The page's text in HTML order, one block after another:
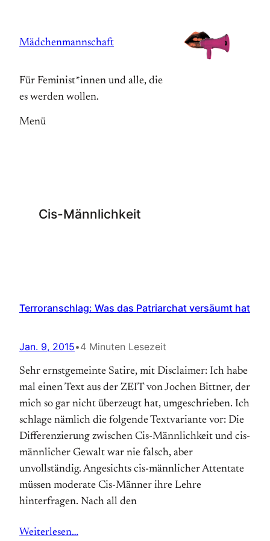
springen
Mädchenmannschaft
Für Feminist*innen und alle, die
es werden wollen.
Menü
Cis-Männlichkeit
Terroranschlag: Was das Patriarchat versäumt hat
Jan. 9, 2015•4 Minuten Lesezeit
Sehr ernstgemeinte Satire, mit Disclaimer: Ich habe
mal einen Text aus der ZEIT von Jochen Bittner, der
mich so gar nicht überzeugt hat, umgeschrieben. Ich
schlage nämlich die folgende Textvariante vor: Die
Differenzierung zwischen Cis-Männlichkeit und cis-
männlicher Gewalt war nie falsch, aber
unvollständig. Angesichts cis-männlicher Attentate
müssen moderate Cis-Männer ihre Lehre
hinterfragen. Nach all den
Weiterlesen…